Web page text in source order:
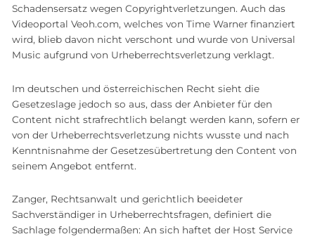
Schadensersatz wegen Copyrightverletzungen. Auch das
Videoportal Veoh.com, welches von Time Warner finanziert
wird, blieb davon nicht verschont und wurde von Universal
Music aufgrund von Urheberrechtsverletzung verklagt.
Im deutschen und österreichischen Recht sieht die
Gesetzeslage jedoch so aus, dass der Anbieter für den
Content nicht strafrechtlich belangt werden kann, sofern er
von der Urheberrechtsverletzung nichts wusste und nach
Kenntnisnahme der Gesetzesübertretung den Content von
seinem Angebot entfernt.
Zanger, Rechtsanwalt und gerichtlich beeideter
Sachverständiger in Urheberrechtsfragen, definiert die
Sachlage folgendermaßen: An sich haftet der Host Service